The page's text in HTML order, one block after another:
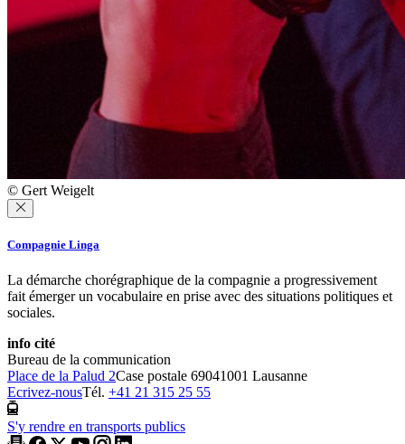
© Gert Weigelt
Compagnie Linga
La démarche chorégraphique de la compagnie a progressivement
fait émerger un vocabulaire en prise avec des situations politiques et
sociales.
info cité
Bureau de la communication
Place de la Palud 2Case postale 69041001 Lausanne
Ecrivez-nousTél. +41 21 315 25 55
S'y rendre en transports publics